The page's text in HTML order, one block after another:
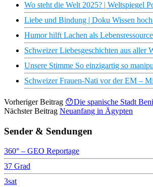
Wo steht die Welt 2025? | Weltspiegel
Liebe und Bindung | Doku Wissen
Humor hilft Lachen als
Schweizer Liebesgeschichten aus aller
Unsere Stimme So einzigartig so
Schweizer Frauen-Nati vor der EM –
Vorheriger Beitrag 😯Die spanische Stadt
Nächster Beitrag Neuanfang in Ägypten
Sender & Sendungen
360° – GEO Reportage
37 Grad
3sat